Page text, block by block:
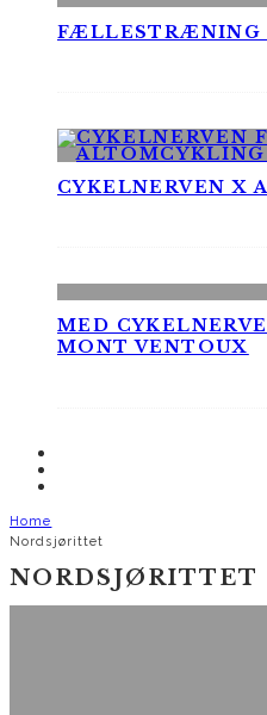
FÆLLESTRÆNING
CYKELNERVEN X
MED
MONT VENTOUX
Home
Nordsjørittet
NORDSJØRITTET